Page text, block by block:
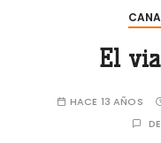
El
HACE 13 AÑOS